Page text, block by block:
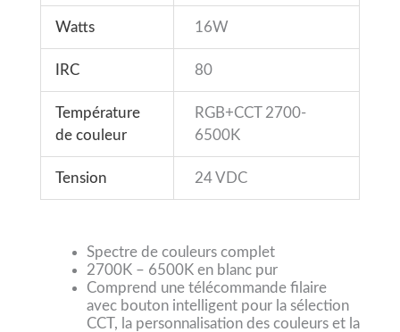
Watts 16W
IRC 80
Température
de couleur
RGB+CCT 2700-
6500K
Tension 24 VDC
Spectre de couleurs complet
2700K – 6500K en blanc pur
Comprend une télécommande filaire
avec bouton intelligent pour la sélection
CCT, la personnalisation des couleurs et la